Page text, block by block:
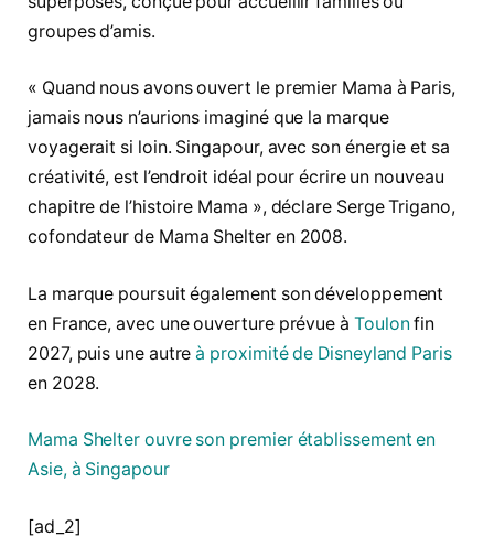
groupes d’amis.
« Quand nous avons ouvert le premier Mama à Paris,
jamais nous n’aurions imaginé que la marque
voyagerait si loin. Singapour, avec son énergie et sa
créativité, est l’endroit idéal pour écrire un nouveau
chapitre de l’histoire Mama », déclare Serge Trigano,
cofondateur de Mama Shelter en 2008.
La marque poursuit également son développement
en France, avec une ouverture prévue à Toulon fin
2027, puis une autreà proximité de Disneyland Paris
en 2028.
Mama Shelter ouvre son premier établissement en
Asie, à Singapour
[ad_2]